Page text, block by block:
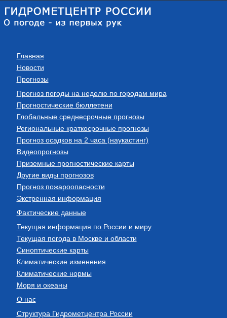
Главная
Новости
Прогнозы
Прогноз погоды на неделю по городам мира
Прогностические бюллетени
Глобальные среднесрочные прогнозы
Региональные краткосрочные прогнозы
Прогноз осадков на 2 часа (наукастинг)
Видеопрогнозы
Приземные прогностические карты
Другие виды прогнозов
Прогноз пожароопасности
Экстренная информация
Фактические данные
Текущая информация по России и миру
Текущая погода в Москве и области
Синоптические карты
Климатические изменения
Климатические нормы
Моря и океаны
О нас
Структура Гидрометцентра России